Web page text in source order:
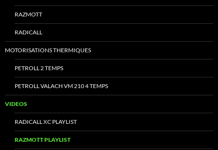
RAZMOTT
RADICALL
MOTORISATIONS THERMIQUES
PETROLL 2 TEMPS
PETROLL VALACH VM 210 4 TEMPS
VIDEOS
RADICALL XC PLAYLIST
RAZMOTT PLAYLIST